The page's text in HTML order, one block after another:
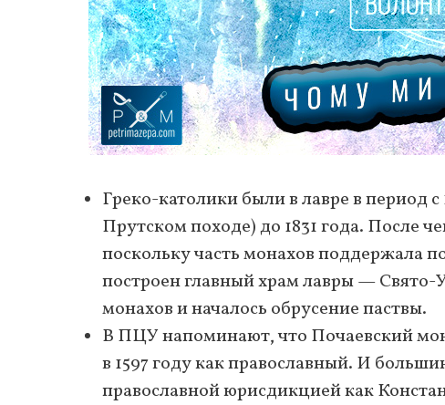
Греко-католики были в лавре в период
Прутском походе) до 1831 года. После
поскольку часть монахов поддержала
построен главный храм лавры — Свято-
монахов и началось обрусение паствы.
В ПЦУ напоминают, что Почаевский
в 1597 году как православный. И
православной юрисдикцией как